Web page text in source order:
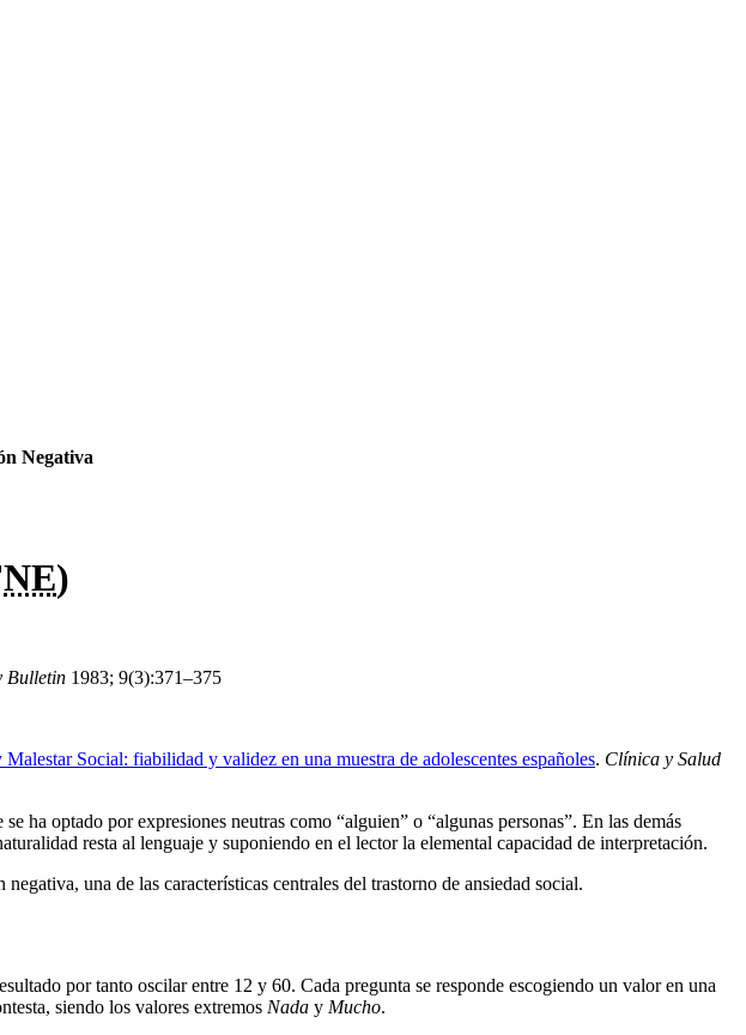
Negativa
)
Bulletin 1983; 9(3):371–375
Social: fiabilidad y validez en una muestra de adolescentes españoles. Clínica y Salud
ha optado por expresiones neutras como “alguien” o “algunas personas”. En las demás
resta al lenguaje y suponiendo en el lector la elemental capacidad de interpretación.
una de las características centrales del trastorno de ansiedad social.
por tanto oscilar entre 12 y 60. Cada pregunta se responde escogiendo un valor en una
siendo los valores extremos Nada y Mucho.